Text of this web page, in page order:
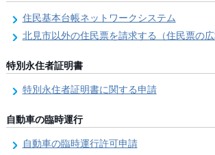
住民基本台帳ネットワークシステム
北見市以外の住民票を請求する（住民票の広
特別永住者証明書
特別永住者証明書に関する申請
自動車の臨時運行
自動車の臨時運行許可申請